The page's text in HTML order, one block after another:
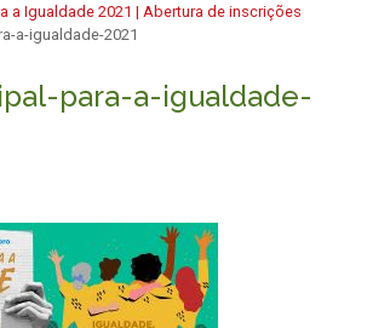
a Igualdade 2021 | Abertura de inscrições
a-igualdade-2021
para-a-igualdade-